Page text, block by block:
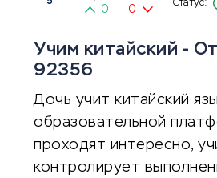
0 0
Учим китайский -
92356
Дочь учит китайский
образовательной
проходят интересно,
контролирует